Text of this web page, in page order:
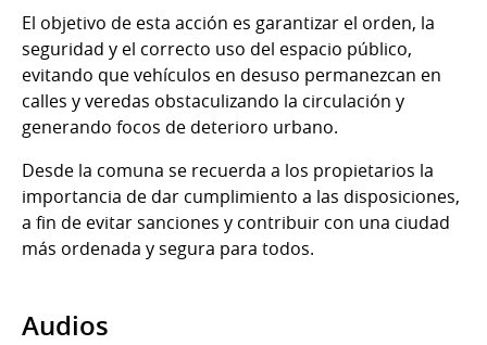
El objetivo de esta acción es garantizar el orden, la
seguridad y el correcto uso del espacio público,
evitando que vehículos en desuso permanezcan en
calles y veredas obstaculizando la circulación y
generando focos de deterioro urbano.
Desde la comuna se recuerda a los propietarios la
importancia de dar cumplimiento a las disposiciones,
a fin de evitar sanciones y contribuir con una ciudad
más ordenada y segura para todos.
Audios